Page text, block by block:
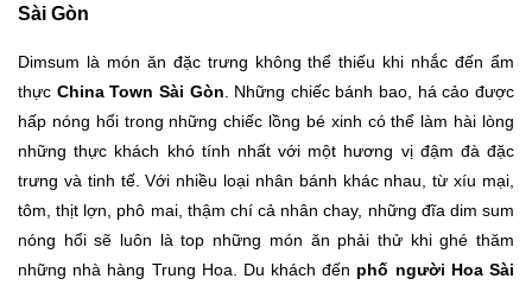
Sài Gòn
Dimsum là món ăn đặc trưng không thể thiếu khi nhắc đến ẩm
thực China Town Sài Gòn . Những chiếc bánh bao, há cảo được
hấp nóng hổi trong những chiếc lồng bé xinh có thể làm hài lòng
những thực khách khó tính nhất với một hương vị đậm đà đặc
trưng và tinh tế. Với nhiều loại nhân bánh khác nhau, từ xíu mại,
tôm, thịt lợn, phô mai, thậm chí cả nhân chay, những đĩa dim sum
nóng hổi sẽ luôn là top những món ăn phải thử khi ghé thăm
những nhà hàng Trung Hoa. Du khách đến phố người Hoa Sài